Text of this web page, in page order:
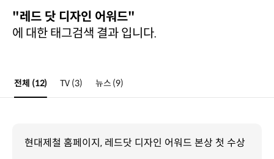
어워드"레드 닷 디자인 어워드"
에 대한 태그검색 결과 입니다.
전체 (12) TV (3) 뉴스 (9)
현대제철 홈페이지, 레드닷 디자인 어워드 본상 첫 수상